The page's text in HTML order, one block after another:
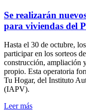
Se realizarán
para viviendas del
Hasta el 30 de octubre,
participar en los sorteos
construcción, ampliación
propio. Esta operatoria
Tu Hogar, del Instituto
(IAPV).
Leer más